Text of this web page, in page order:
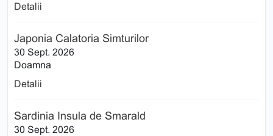
Detalii
Japonia Calatoria Simturilor
30 Sept. 2026
Doamna
Detalii
Sardinia Insula de Smarald
30 Sept. 2026